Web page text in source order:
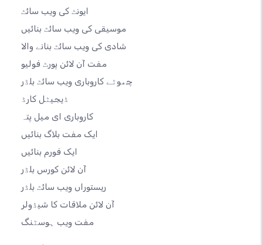
ایونٹ کی ویب سائٹ
موسیقی کی ویب سائٹ بنائیں
شادی کی ویب سائٹ بنانے والا
مفت آن لائن پورٹ فولیو
چھوٹے کاروباری ویب سائٹ بلڈر
ڈیجیٹل کارڈ
کاروباری ای میل پتہ
ایک مفت بلاگ بنائیں
ایک فورم بنائیں
آن لائن کورس بلڈر
ریستوراں ویب سائٹ بلڈر
آن لائن ملاقات کا شیڈولر
مفت ویب ہوسٹنگ